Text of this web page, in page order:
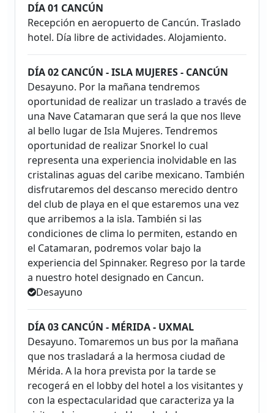
DÍA 01 CANCÚN
Recepción en aeropuerto de Cancún. Traslado
hotel. Día libre de actividades. Alojamiento.
DÍA 02 CANCÚN - ISLA MUJERES - CANCÚN
Desayuno. Por la mañana tendremos
oportunidad de realizar un traslado a través de
una Nave Catamaran que será la que nos lleve
al bello lugar de Isla Mujeres. Tendremos
oportunidad de realizar Snorkel lo cual
representa una experiencia inolvidable en las
cristalinas aguas del caribe mexicano. También
disfrutaremos del descanso merecido dentro
del club de playa en el que estaremos una vez
que arribemos a la isla. También si las
condiciones de clima lo permiten, estando en
el Catamaran, podremos volar bajo la
experiencia del Spinnaker. Regreso por la tarde
a nuestro hotel designado en Cancun.
Desayuno
DÍA 03 CANCÚN - MÉRIDA - UXMAL
Desayuno. Tomaremos un bus por la mañana
que nos trasladará a la hermosa ciudad de
Mérida. A la hora prevista por la tarde se
recogerá en el lobby del hotel a los visitantes y
con la espectacularidad que caracteriza ya la